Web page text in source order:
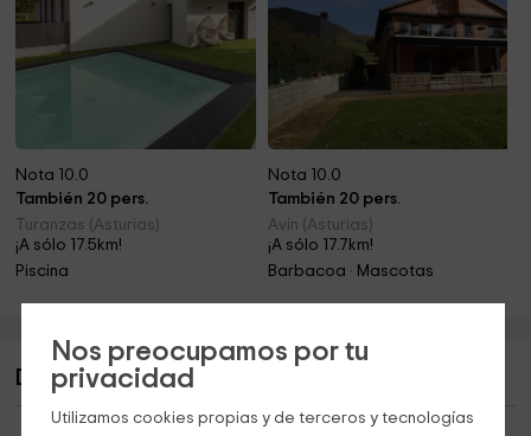
Nos preocupamos por tu
privacidad
Utilizamos cookies propias y de terceros y tecnologías
Nota 10.0
También 20 pers.
Turanzas (Asturias)
¡A sólo 17.5km!
Piscina
Nota 10.0
También 20 pers.
Avin (Asturias)
¡A sólo 17.7km!
Barbacoa · Mascotas
Descripción de Apartamentos La Jarabiega